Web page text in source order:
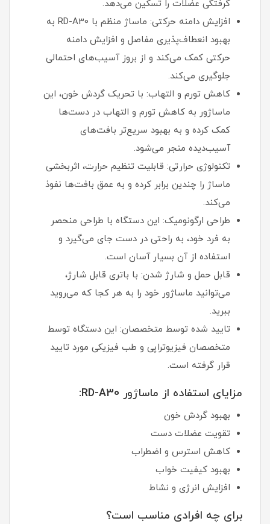
گرفتگی عضلات را تسکین می‌دهد.
افزایش دامنه حرکتی: ماساژ منظم با RD-A30 به
بهبود انعطاف‌پذیری مفاصل و افزایش دامنه
حرکتی کمک می‌کند و از بروز آسیب‌های احتمالی
جلوگیری می‌کند.
کاهش تورم و التهاب: با تحریک گردش خون، این
ماساژور به کاهش تورم و التهاب در دست‌ها
کمک کرده و به بهبود سریع‌تر بافت‌های
آسیب‌دیده منجر می‌شود.
تکنولوژی حرارتی: قابلیت تنظیم حرارت، اثربخشی
ماساژ را چندین برابر کرده و به عمق بافت‌ها نفوذ
می‌کند.
طراحی ارگونومیک: این دستگاه با طراحی منحصر
به فرد خود، به راحتی در دست جای می‌گیرد و
استفاده از آن بسیار آسان است.
قابل حمل و شارژ شدن: با باتری قابل شارژ،
می‌توانید ماساژور خود را به هر کجا که می‌روید
ببرید.
تایید شده توسط متخصصان: این دستگاه توسط
متخصصان فیزیوتراپی و طب فیزیکی مورد تایید
قرار گرفته است.
مزایای استفاده از ماساژور RD-A30:
بهبود گردش خون
تقویت عضلات دست
کاهش استرس و اضطراب
بهبود کیفیت خواب
افزایش انرژی و نشاط
برای چه افرادی مناسب است؟